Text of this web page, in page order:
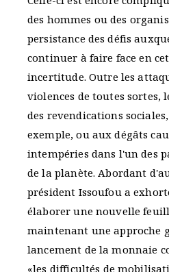
des hommes ou des
persistance des défis
continuer à faire face en
incertitude. Outre les
violences de toutes sortes,
des revendications
exemple, ou aux dégâts
intempéries dans l'un des
de la planète. Abordant
président Issoufou a
élaborer une nouvelle
maintenant une approche
lancement de la monnaie
«les difficultés de